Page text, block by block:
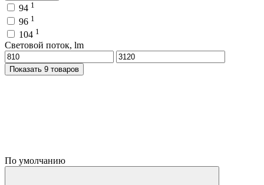
94 1
96 1
104 1
Световой поток, lm
Показать 9 товаров
По умолчанию